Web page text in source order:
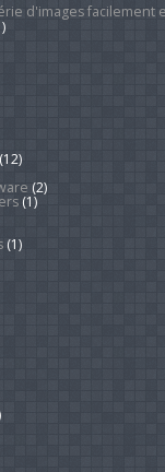
d'images facilement
(2)
(1)
(1)